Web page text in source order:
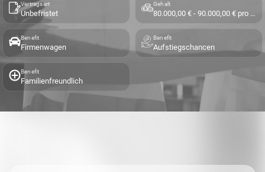
Vertragsart
Unbefristet
Gehalt
80.000,00 € - 90.000,00 € pro Jahr
Benefit
Firmenwagen
Benefit
Aufstiegschancen
Benefit
Familienfreundlich